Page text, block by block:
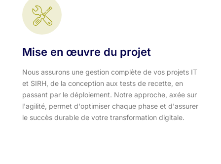
Mise en œuvre du projet
Nous assurons une gestion complète de vos projets IT
et SIRH, de la conception aux tests de recette, en
passant par le déploiement. Notre approche, axée sur
l'agilité, permet d'optimiser chaque phase et d'assurer
le succès durable de votre transformation digitale.